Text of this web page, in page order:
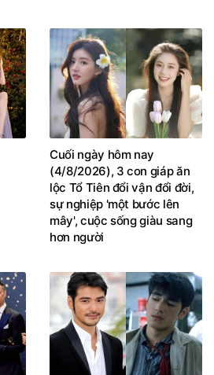
Cuối ngày hôm nay
(4/8/2026), 3 con giáp ăn
lộc Tổ Tiên đổi vận đổi đời,
sự nghiệp 'một bước lên
mây', cuộc sống giàu sang
hơn người